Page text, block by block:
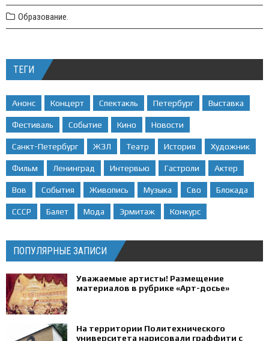
Образование.
ТЕГИ
Анонс Концерт Спектакль Петербург Выставка
Фестиваль Событие Кино Новости
Санкт-Петербург ЖЗЛ Театр История Художник
Фильм Ленинград Интервью Гастроли Актер
Вов События Живопись Музыка Сво Блокада
СССР Балет Мода Эрмитаж Конкурс
ПОПУЛЯРНЫЕ ЗАПИСИ
Уважаемые артисты! Размещение
материалов в рубрике «Арт-досье»
На территории Политехнического
университета нарисовали граффити с